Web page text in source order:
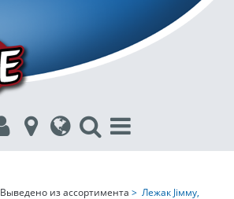
Выведено из ассортимента > Лежак Jiммy,